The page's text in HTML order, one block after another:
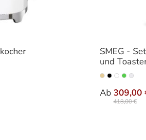
SMEG -
und
Ab 309,00
418,00 €